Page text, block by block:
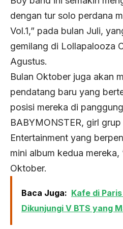
dengan tur solo perdana
Vol.1,” pada bulan Juli,
gemilang di Lollapalooza
Agustus.
Bulan Oktober juga akan
pendatang baru yang
posisi mereka di
BABYMONSTER, girl
Entertainment yang
mini album kedua mereka,
Oktober.
Baca Juga: Kafe di
Dikunjungi V BTS yang